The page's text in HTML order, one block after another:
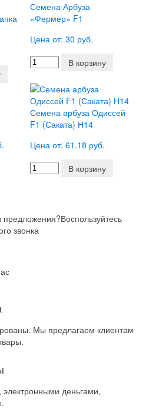
Семена Арбуза
«Фермер» F1
Цена от: 30 руб.
В корзину
Семена арбуза Одиссей
F1 (Саката) Н14
Цена от: 61.18 руб.
В корзину
предложения?Воспользуйтесь
звонка
Мы предлагаем клиентам
деньгами,